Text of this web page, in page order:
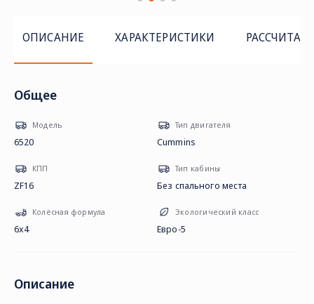
ОПИСАНИЕ ХАРАКТЕРИСТИКИ
Общее
Модель
6520
Тип двигателя
Cummins
КПП
ZF16
Тип кабины
Без спального места
Колёсная формула
6х4
Экологический класс
Евро-5
Описание